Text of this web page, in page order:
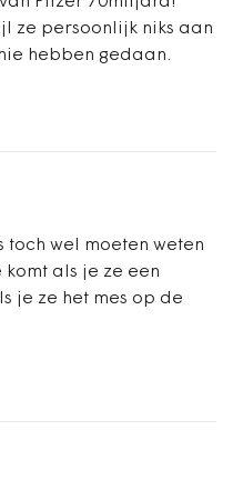
ze persoonlijk niks aan
hebben gedaan.
wel moeten weten
als je ze een
je ze het mes op de